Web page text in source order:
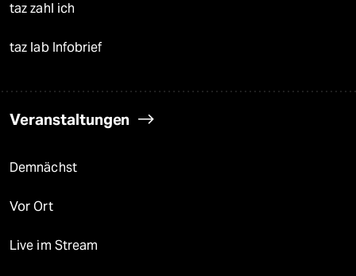
taz zahl ich
taz lab Infobrief
Veranstaltungen
Demnächst
Vor Ort
Live im Stream